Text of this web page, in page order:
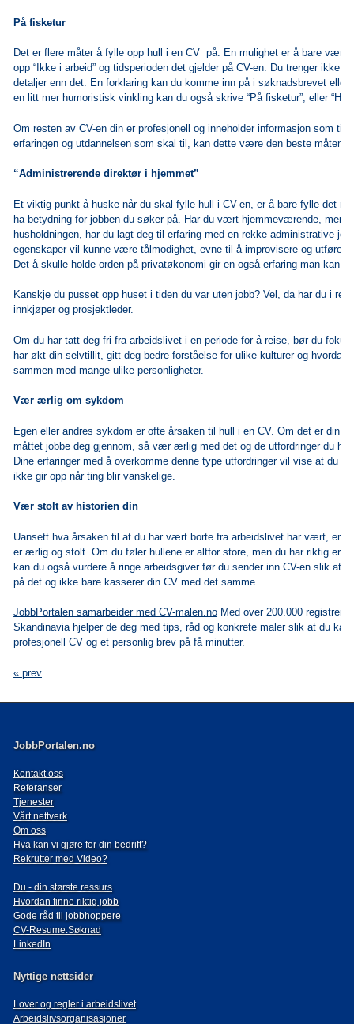
På fisketur
Det er flere måter å fylle opp hull i en CV på. En mulighet er å bare
opp “Ikke i arbeid” og tidsperioden det gjelder på CV-en. Du trenger ikke å
detaljer enn det. En forklaring kan du komme inn på i søknadsbrevet eller
en litt mer humoristisk vinkling kan du også skrive “På fisketur”, eller
Om resten av CV-en din er profesjonell og inneholder informasjon som
erfaringen og utdannelsen som skal til, kan dette være den beste måten
“Administrerende direktør i hjemmet”
Et viktig punkt å huske når du skal fylle hull i CV-en, er å bare fylle det
ha betydning for jobben du søker på. Har du vært hjemmeværende, men
husholdningen, har du lagt deg til erfaring med en rekke administrative
egenskaper vil kunne være tålmodighet, evne til å improvisere og utføre
Det å skulle holde orden på privatøkonomi gir en også erfaring man kan
Kanskje du pusset opp huset i tiden du var uten jobb? Vel, da har du i
innkjøper og prosjektleder.
Om du har tatt deg fri fra arbeidslivet i en periode for å reise, bør du
har økt din selvtillit, gitt deg bedre forståelse for ulike kulturer og hvordan
sammen med mange ulike personligheter.
Vær ærlig om sykdom
Egen eller andres sykdom er ofte årsaken til hull i en CV. Om det er din
måttet jobbe deg gjennom, så vær ærlig med det og de utfordringer du
Dine erfaringer med å overkomme denne type utfordringer vil vise at du
ikke gir opp når ting blir vanskelige.
Vær stolt av historien din
Uansett hva årsaken til at du har vært borte fra arbeidslivet har vært, er
er ærlig og stolt. Om du føler hullene er altfor store, men du har riktig
kan du også vurdere å ringe arbeidsgiver før du sender inn CV-en slik at
på det og ikke bare kasserer din CV med det samme.
JobbPortalen samarbeider med CV-malen.no Med over 200.000
Skandinavia hjelper de deg med tips, råd og konkrete maler slik at du kan
profesjonell CV og et personlig brev på få minutter.
« prev
JobbPortalen.no
Kontakt oss
Referanser
Tjenester
Vårt nettverk
Om oss
Hva kan vi gjøre for din bedrift?
Rekrutter med Video?
Du - din største ressurs
Hvordan finne riktig jobb
Gode råd til jobbhoppere
CV-Resume:Søknad
LinkedIn
Nyttige nettsider
Lover og regler i arbeidslivet
Arbeidslivsorganisasjoner